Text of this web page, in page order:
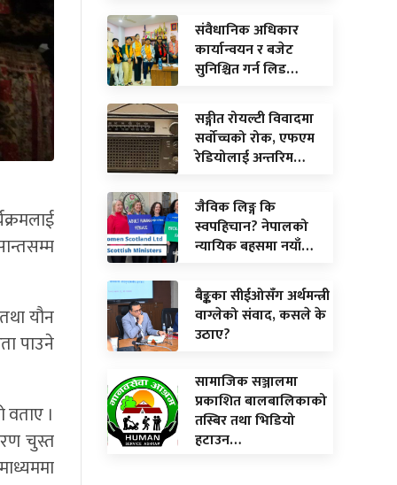
यौन
पाउने
।
चुस्त
संवैधानिक अधिकार
कार्यान्वयन र बजेट
सुनिश्चित गर्न लिड…
सङ्गीत रोयल्टी विवादमा
सर्वोच्चको रोक, एफएम
रेडियोलाई अन्तरिम…
जैविक लिङ्ग कि
स्वपहिचान? नेपालको
न्यायिक बहसमा नयाँ…
बैङ्कका सीईओसँग अर्थमन्त्री
वाग्लेको संवाद, कसले के
उठाए?
सामाजिक सञ्जालमा
प्रकाशित बालबालिकाको
तस्बिर तथा भिडियो
हटाउन…